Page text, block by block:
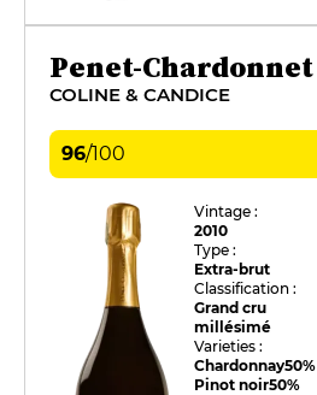
Penet-Chardonnet
COLINE & CANDICE
96/100
Vintage :
2010
Type :
Extra-brut
Classification :
Grand cru
millésimé
Varieties :
Chardonnay50%
Pinot noir50%